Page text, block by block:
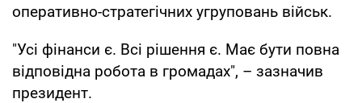
оперативно-стратегічних угруповань військ.
"Усі фінанси є. Всі рішення є. Має бути повна
відповідна робота в громадах", – зазначив
президент.